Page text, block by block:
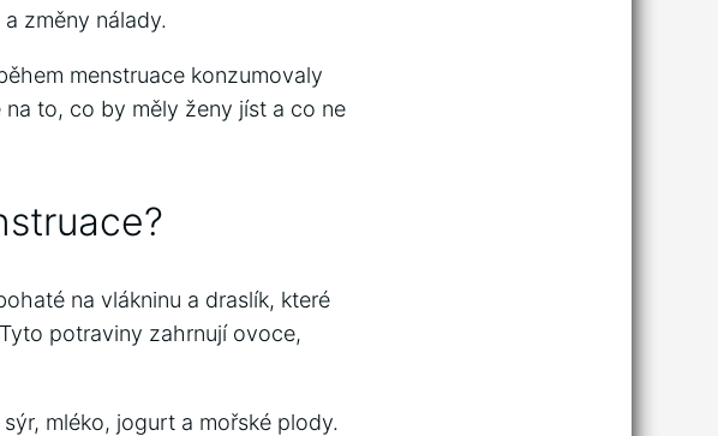
změny nálady.
menstruace konzumovaly
to, co by měly ženy jíst a co ne
na vlákninu a draslík, které
potraviny zahrnují ovoce,
mléko, jogurt a mořské plody.